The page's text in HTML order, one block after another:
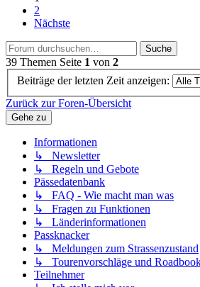
2
Nächste
Suche
39 Themen Seite 1 von 2
Beiträge der letzten Zeit anzeigen:
Zurück zur Foren-Übersicht
Gehe zu
Informationen
↳ Newsletter
↳ Regeln und Gebote
Pässedatenbank
↳ FAQ - Wie macht man was
↳ Fragen zu Funktionen
↳ Länderinformationen
Passknacker
↳ Meldungen zum Strassenzustand
↳ Tourenvorschläge und
Teilnehmer